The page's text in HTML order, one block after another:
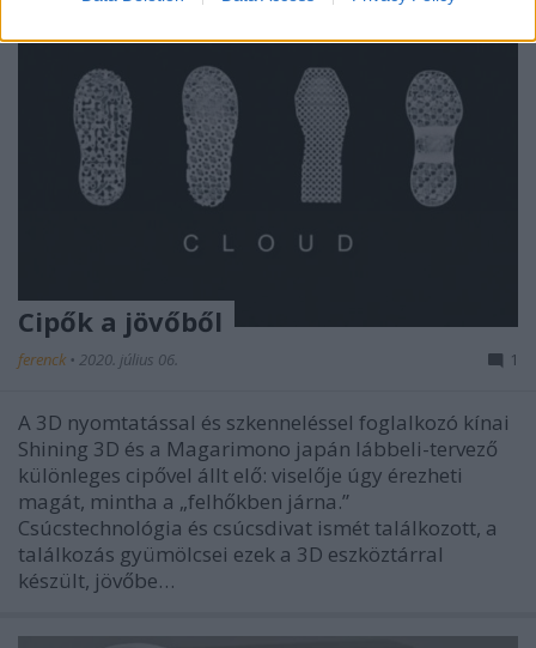
Cipők a jövőből
ferenck • 2020. július 06. 1
A 3D nyomtatással és szkenneléssel foglalkozó kínai
Shining 3D és a Magarimono japán lábbeli-tervező
különleges cipővel állt elő: viselője úgy érezheti
magát, mintha a „felhőkben járna.”
Csúcstechnológia és csúcsdivat ismét találkozott, a
találkozás gyümölcsei ezek a 3D eszköztárral
készült, jövőbe…